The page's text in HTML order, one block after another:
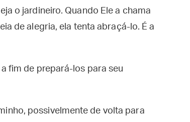
o jardineiro. Quando Ele a chama
de alegria, ela tenta abraçá-lo. É a
fim de prepará-los para seu
possivelmente de volta para